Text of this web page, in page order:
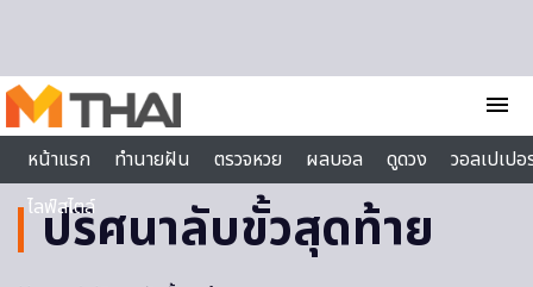
menu
หน้าแรก
ทำนายฝัน ตรวจหวย ผลบอล ดูดวง
วอลเปเป
ไลฟ์สไตล์
ปริศนาลับขั้วสุดท้าย